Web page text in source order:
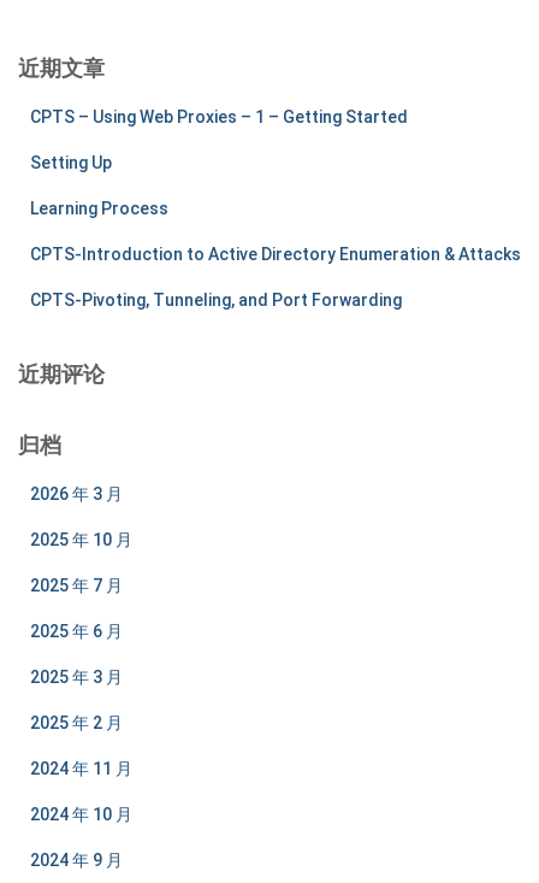
近期文章
CPTS – Using Web Proxies – 1 – Getting Started
Setting Up
Learning Process
CPTS-Introduction to Active Directory Enumeration & Attacks
CPTS-Pivoting, Tunneling, and Port Forwarding
近期评论
归档
2026 年 3 月
2025 年 10 月
2025 年 7 月
2025 年 6 月
2025 年 3 月
2025 年 2 月
2024 年 11 月
2024 年 10 月
2024 年 9 月